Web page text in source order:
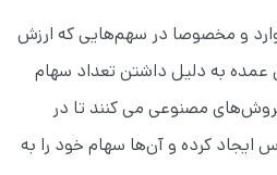
و مخصوصا در سهم‌هایی که ارزش
عمده به دلیل داشتن تعداد سهام
مصنوعی می کنند تا در
ایجاد کرده و آن‌ها سهام خود را به